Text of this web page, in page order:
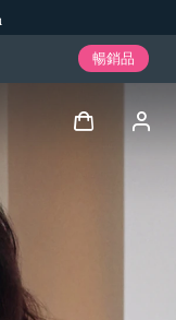
暢銷品
Español